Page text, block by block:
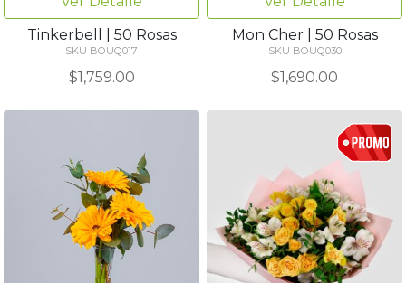
Tinkerbell | 50 Rosas
SKU BOUQ017
$1,759.00
Mon Cher | 50 Rosas
SKU BOUQ030
$1,690.00